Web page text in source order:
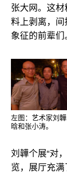
张大网。这
料上剥离，
象征的前辈们
左图：艺术家刘
晗和张小涛。
刘韡个展“对
览，展厅充